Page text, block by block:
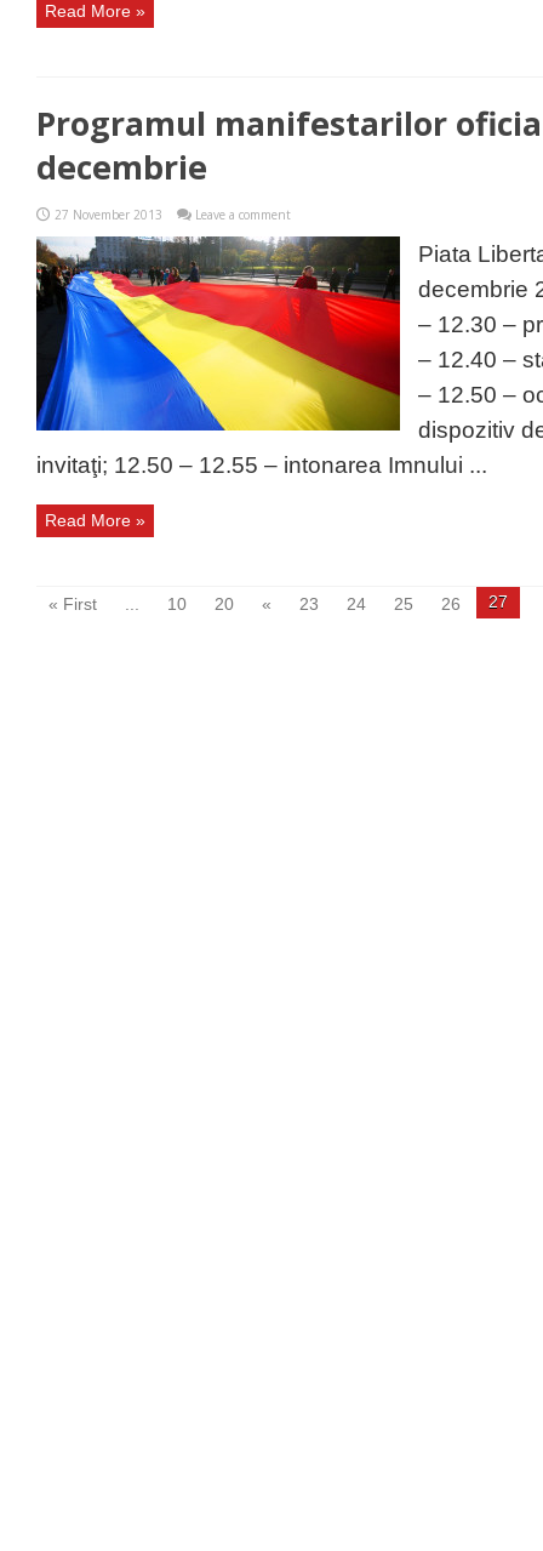
Read More »
Programul manifestarilor
decembrie
27 November 2013 Leave a comment
Piata
decembrie
– 12.30 –
– 12.40 –
– 12.50 –
dispozitiv
invitaţi; 12.50 – 12.55 – intonarea Imnului ...
Read More »
« First 10 20 « 23 24 25 26 27